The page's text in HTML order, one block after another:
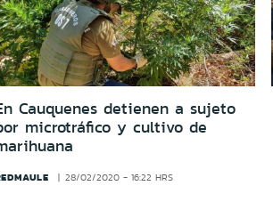
Cauquenes detienen a sujeto
microtráfico y cultivo de
28/02/2020 - 16:22 HRS